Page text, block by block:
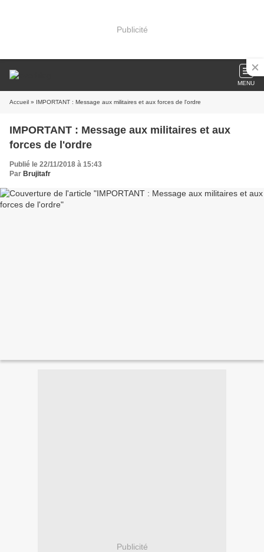
Publicité
MENU
Accueil » IMPORTANT : Message aux militaires et aux forces de l'ordre
IMPORTANT : Message aux militaires et aux
forces de l'ordre
Publié le 22/11/2018 à 15:43
Par Brujitafr
Publicité